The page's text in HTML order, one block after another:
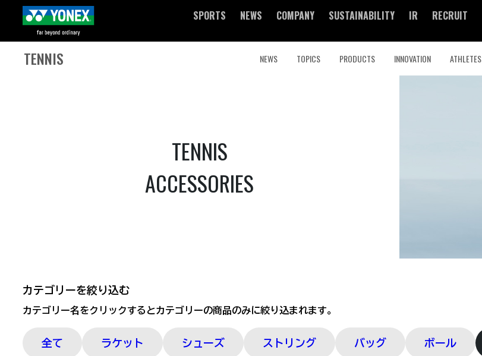
SPORTS NEWS COMPANY SUSTAINABILITY IR RECRUIT
TENNIS NEWS TOPICS PRODUCTS INNOVATION ATHLETES
TENNIS
ACCESSORIES
カテゴリーを絞り込む
カテゴリー名をクリックするとカテゴリーの商品のみに絞り込まれます。
全て ラケット シューズ ストリング バッグ ボール